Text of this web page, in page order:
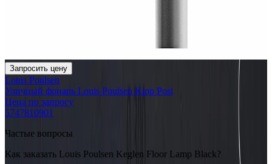
Запросить цену
Louis Poulsen
Уличный фонарь Louis Poulsen Kipp Post
Цена по запросу
5747810901
Частые вопросы
Как заказать Louis Poulsen Keglen Floor Lamp Black?